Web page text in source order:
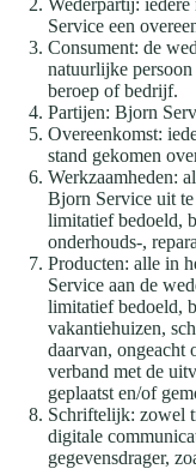
Wederpartij:
Service een
Consument: de
natuurlijke
beroep of bedrijf.
Partijen: Bjorn
Overeenkomst:
stand gekomen
Werkzaamheden:
Bjorn Service uit
limitatief bedoeld,
onderhouds-,
Producten: alle in
Service aan de
limitatief bedoeld,
vakantiehuizen,
daarvan, ongeacht
verband met de
geplaatst en/of
Schriftelijk: zowel
digitale
gegevensdrager,